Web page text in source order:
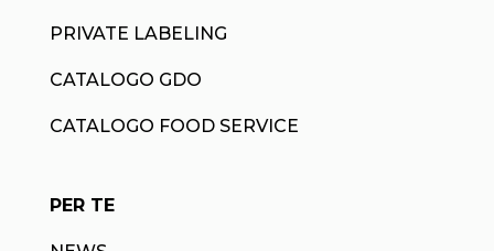
PRIVATE LABELING
CATALOGO GDO
CATALOGO FOOD SERVICE
PER TE